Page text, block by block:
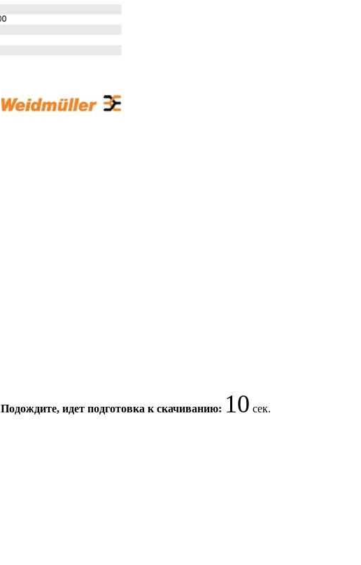
Подождите, идет подготовка к скачиванию: 10 сек.